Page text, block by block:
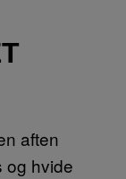
aften
og hvide